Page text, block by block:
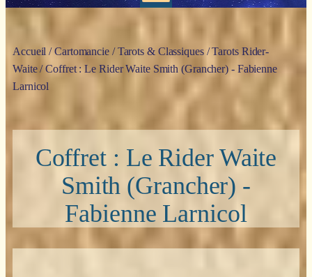
Accueil /Cartomancie/Tarots & Classiques/Tarots Rider-
Waite/ Coffret : Le Rider Waite Smith (Grancher) - Fabienne
Larnicol
Coffret : Le Rider Waite
Smith (Grancher) -
Fabienne Larnicol